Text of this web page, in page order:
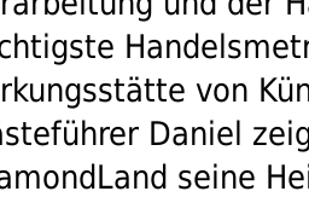
von
Daniel
seine